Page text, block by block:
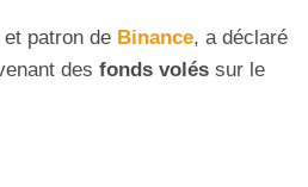
patron de Binance, a déclaré
des fonds volés sur le